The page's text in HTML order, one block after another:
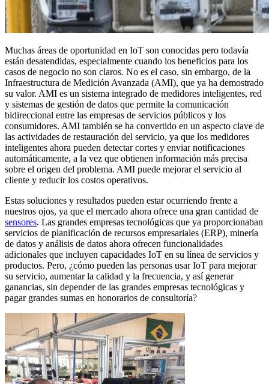
Muchas áreas de oportunidad en IoT son conocidas pero todavía
están desatendidas, especialmente cuando los beneficios para los
casos de negocio no son claros. No es el caso, sin embargo, de la
Infraestructura de Medición Avanzada (AMI), que ya ha demostrado
su valor. AMI es un sistema integrado de medidores inteligentes, red
y sistemas de gestión de datos que permite la comunicación
bidireccional entre las empresas de servicios públicos y los
consumidores. AMI también se ha convertido en un aspecto clave de
las actividades de restauración del servicio, ya que los medidores
inteligentes ahora pueden detectar cortes y enviar notificaciones
automáticamente, a la vez que obtienen información más precisa
sobre el origen del problema. AMI puede mejorar el servicio al
cliente y reducir los costos operativos.
Estas soluciones y resultados pueden estar ocurriendo frente a
nuestros ojos, ya que el mercado ahora ofrece una gran cantidad de
sensores. Las grandes empresas tecnológicas que ya proporcionaban
servicios de planificación de recursos empresariales (ERP), minería
de datos y análisis de datos ahora ofrecen funcionalidades
adicionales que incluyen capacidades IoT en su línea de servicios y
productos. Pero, ¿cómo pueden las personas usar IoT para mejorar
su servicio, aumentar la calidad y la frecuencia, y así generar
ganancias, sin depender de las grandes empresas tecnológicas y
pagar grandes sumas en honorarios de consultoría?